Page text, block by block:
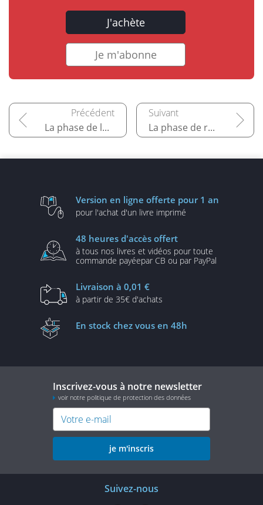
J'achète
Je m'abonne
La phase de lancement La phase de réalisation
Version en ligne offerte pour 1 an
pour l'achat d'un livre imprimé
48 heures d'accès offert
à tous nos livres et vidéos pour toute
commande payéepar CB ou par PayPal
Livraison à 0,01 €
à partir de 35€ d'achats
En stock chez vous en 48h
Inscrivez-vous à notre newsletter
voir notre politique de protection des données
je m'inscris
Suivez-nous